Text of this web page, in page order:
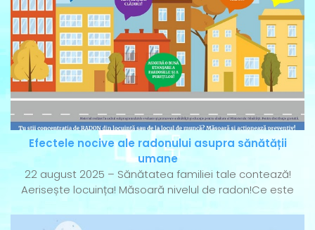
Efectele nocive ale radonului asupra sănătății
umane
22 august 2025 – Sănătatea familiei tale contează!
Aerisește locuința! Măsoară nivelul de radon!Ce este